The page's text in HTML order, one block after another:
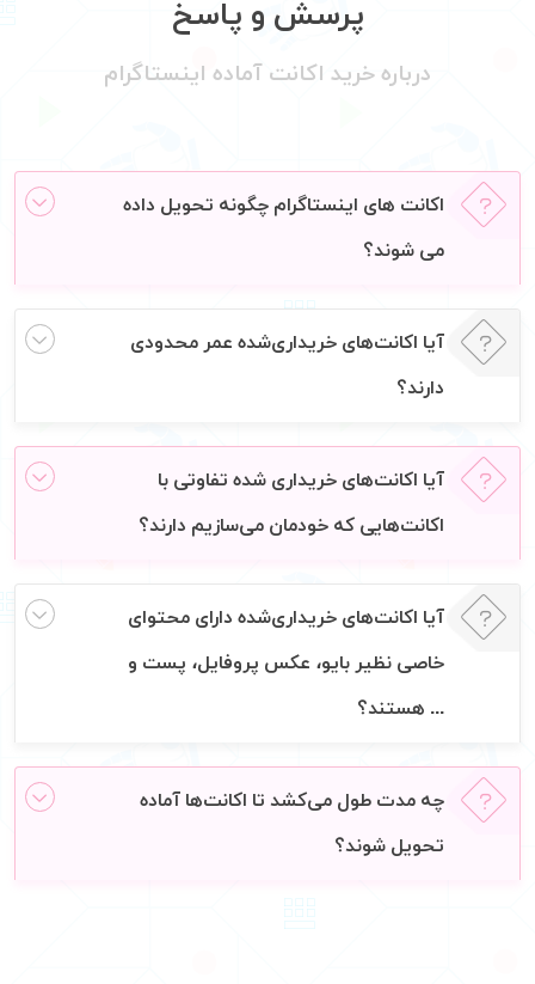
پرسش و پاسخ
درباره خرید اکانت آماده اینستاگرام
اکانت های اینستاگرام چگونه تحویل داده
می شوند؟
آیا اکانت‌های خریداری‌شده عمر محدودی
دارند؟
آیا اکانت‌های خریداری شده تفاوتی با
اکانت‌هایی که خودمان می‌سازیم دارند؟
آیا اکانت‌های خریداری‌شده دارای محتوای
خاصی نظیر بایو، عکس پروفایل، پست و
... هستند؟
چه مدت طول می‌کشد تا اکانت‌ها آماده
تحویل شوند؟